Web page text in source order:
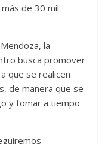
de 30 mil
la
busca promover
que se realicen
de manera que se
y tomar a tiempo